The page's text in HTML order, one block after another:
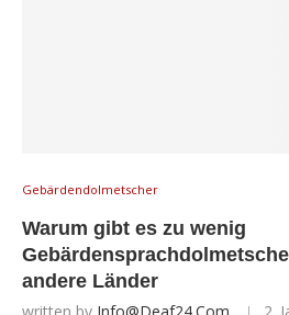
Gebärdendolmetscher
Warum gibt es zu wenig
andere Länder